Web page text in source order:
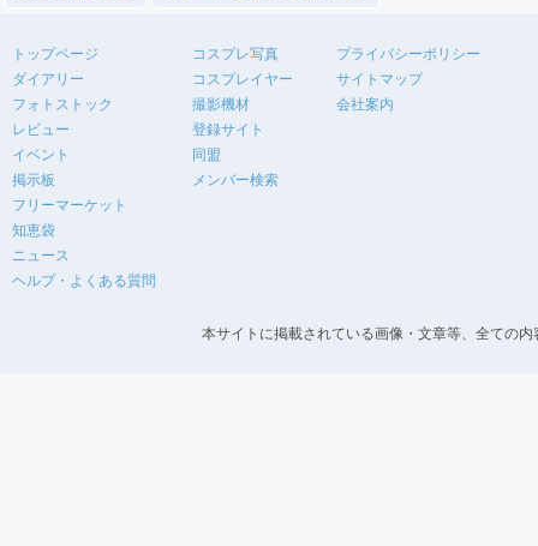
トップページ
ダイアリー
フォトストック
レビュー
イベント
掲示板
フリーマーケット
知恵袋
ニュース
ヘルプ・よくある質問
コスプレ写真
コスプレイヤー
撮影機材
登録サイト
同盟
メンバー検索
プライバシーポリシー
サイトマップ
会社案内
本サイトに掲載されている画像・文章等、全ての